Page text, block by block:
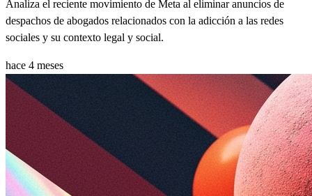
Analiza el reciente movimiento de Meta al eliminar anuncios de
despachos de abogados relacionados con la adicción a las redes
sociales y su contexto legal y social.
hace 4 meses